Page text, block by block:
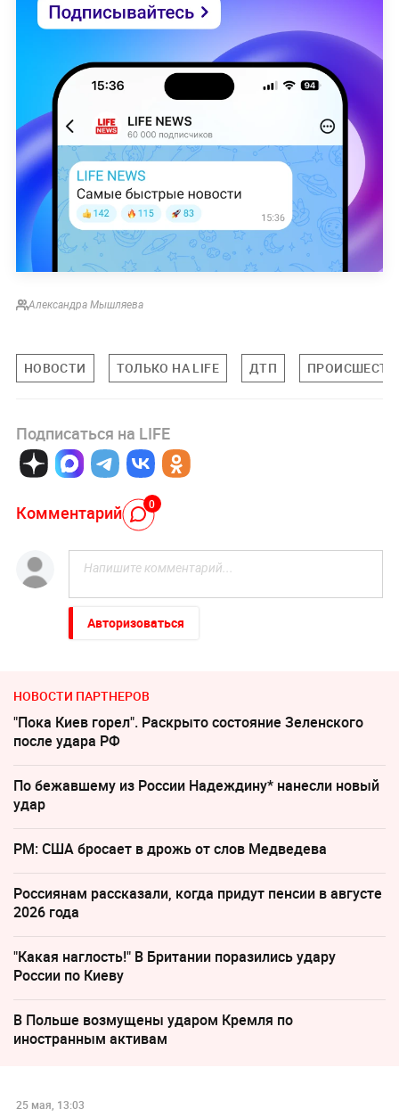
Александра Мышляева
НОВОСТИ ТОЛЬКО НА LIFE ДТП
Подписаться на LIFE
Комментарий 0
Авторизоваться
НОВОСТИ ПАРТНЕРОВ
"Пока Киев горел". Раскрыто состояние Зеленского
после удара РФ
По бежавшему из России Надеждину* нанесли новый
удар
PM: США бросает в дрожь от слов Медведева
Россиянам рассказали, когда придут пенсии в августе
2026 года
"Какая наглость!" В Британии поразились удару
России по Киеву
В Польше возмущены ударом Кремля по
иностранным активам
25 мая, 13:03